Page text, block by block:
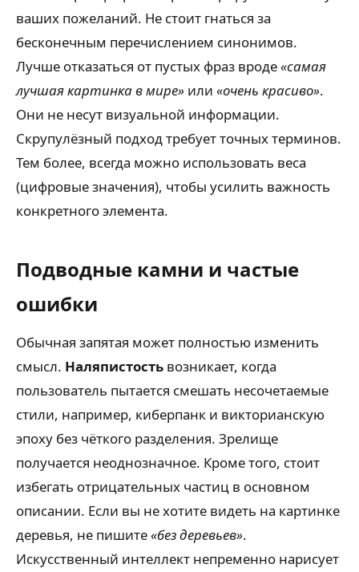
ваших пожеланий. Не стоит гнаться за
бесконечным перечислением синонимов.
Лучше отказаться от пустых фраз вроде«самая
лучшая картинка в мире» или «очень красиво».
Они не несут визуальной информации.
Скрупулёзный подход требует точных терминов.
Тем более, всегда можно использовать веса
(цифровые значения), чтобы усилить важность
конкретного элемента.
Подводные камни и частые
ошибки
Обычная запятая может полностью изменить
смысл. Наляпистость возникает, когда
пользователь пытается смешать несочетаемые
стили, например, киберпанк и викторианскую
эпоху без чёткого разделения. Зрелище
получается неоднозначное. Кроме того, стоит
избегать отрицательных частиц в основном
описании. Если вы не хотите видеть на картинке
деревья, не пишите«без деревьев».
Искусственный интеллект непременно нарисует